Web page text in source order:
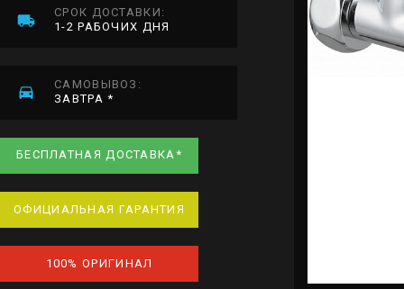
СРОК ДОСТАВКИ:
1-2 РАБОЧИХ ДНЯ
САМОВЫВОЗ:
ЗАВТРА *
БЕСПЛАТНАЯ ДОСТАВКА*
ОФИЦИАЛЬНАЯ ГАРАНТИЯ
100% ОРИГИНАЛ